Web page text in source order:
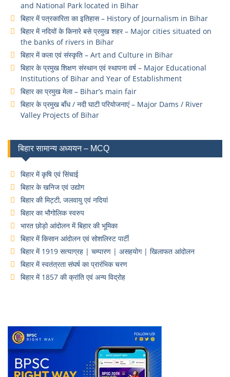
and National Park located in Bihar
बिहार में पत्रकारिता का इतिहास – History of Journalism in Bihar
बिहार में नदियों के किनारे बसे प्रमुख शहर – Major cities situated on
the banks of rivers in Bihar
बिहार में कला एवं संस्कृति – Art and Culture in Bihar
बिहार के प्रमुख शिक्षण संस्थान एवं स्थापना वर्ष – Major Educational
Institutions of Bihar and Year of Establishment
बिहार का प्रमुख मेला – Bihar’s main fair
बिहार के प्रमुख बाँध / नदी घाटी परियोजनाएं – Major Dams / River
Valley Projects of Bihar
बिहार सामान्य अध्ययन – MCQ
बिहार में कृषि एवं सिंचाई
बिहार के खनिज एवं उद्योग
बिहार की मिट्टी, जलवायु एवं नदियां
बिहार का भौगोलिक स्वरुप
भारत छोड़ो आंदोलन में बिहार की भूमिका
बिहार में किसान आंदोलन एवं सोशलिस्ट पार्टी
बिहार में 1919 सत्याग्रह | चम्पारण | असहयोग | खिलाफत आंदोलन
बिहार में स्वतंत्रता संघर्ष का प्रारंभिक चरण
बिहार में 1857 की क्रांति एवं अन्य विद्रोह